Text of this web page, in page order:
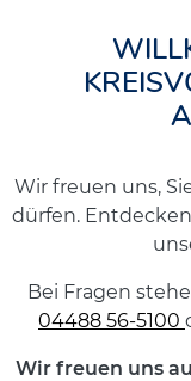
Wir freuen uns,
dürfen.
Bei Fragen
04488 56-5100
Wir freuen uns